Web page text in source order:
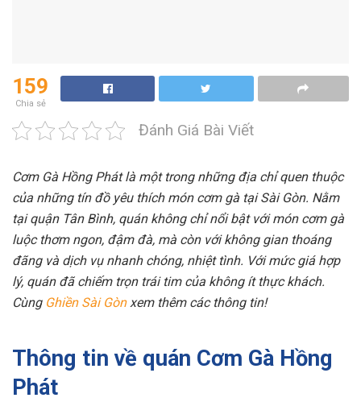
159
Chia sẻ
Đánh Giá Bài Viết
Cơm Gà Hồng Phát là một trong những địa chỉ quen thuộc
của những tín đồ yêu thích món cơm gà tại Sài Gòn. Nằm
tại quận Tân Bình, quán không chỉ nổi bật với món cơm gà
luộc thơm ngon, đậm đà, mà còn với không gian thoáng
đãng và dịch vụ nhanh chóng, nhiệt tình. Với mức giá hợp
lý, quán đã chiếm trọn trái tim của không ít thực khách.
Cùng Ghiền Sài Gònxem thêm các thông tin!
Thông tin về quán Cơm Gà Hồng
Phát